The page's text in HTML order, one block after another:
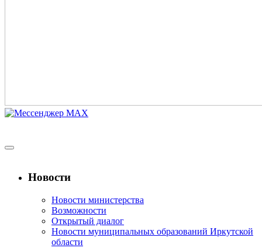
Новости
Новости министерства
Возможности
Открытый диалог
Новости муниципальных образований Иркутской
области